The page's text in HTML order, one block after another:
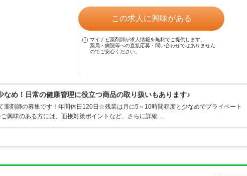
この求人に興味がある
マイナビ薬剤師が求人情報を無料でご提供します。
薬局・病院等への直接応募・問い合わせではありません
のでご安心ください。
め！日常の健康管理に役立つ商品の取り扱いもあります♪
薬剤師の募集です！年間休日120日☆残業は月に5～10時間程度と少なめでプライベート
興味のある方には、面接対策ポイントなど、さらに詳細…